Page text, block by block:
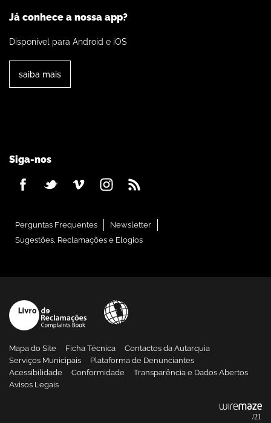
Já conhece a nossa app?
Disponível para Android e iOS
saiba mais
Siga-nos
Perguntas Frequentes
Newsletter
Sugestões, Reclamações e Elogios
Mapa do Site Ficha Técnica
Contactos da Autarquia
Serviços Municipais
Plataforma de Denunciantes
Acessibilidade
Conformidade
Transparência e Dados Abertos
Avisos Legais